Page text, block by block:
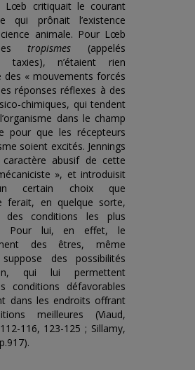
Lœb critiquait le courant
qui prônait l’existence
animale. Pour Lœb
lestropismes (appelés
taxies), n’étaient rien
des « mouvements forcés
réponses réflexes à des
chimiques, qui tendent
dans le champ
pour que les récepteurs
soient excités. Jennings
abusif de cette
», et introduisit
certain choix que
ferait, en quelque sorte,
des conditions les plus
Pour lui, en effet, le
des êtres, même
des possibilités
qui lui permettent
conditions défavorables
dans les endroits offrant
meilleures (Viaud,
116, 123-125 ; Sillamy,